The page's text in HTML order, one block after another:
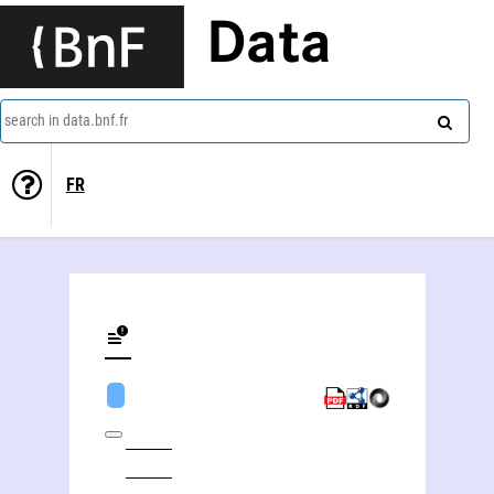
Data
search in data.bnf.fr
FR